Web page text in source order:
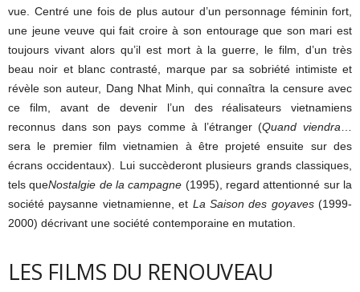
vue. Centré une fois de plus autour d’un personnage féminin fort,
une jeune veuve qui fait croire à son entourage que son mari est
toujours vivant alors qu’il est mort à la guerre, le film, d’un très
beau noir et blanc contrasté, marque par sa sobriété intimiste et
révèle son auteur, Dang Nhat Minh, qui connaîtra la censure avec
ce film, avant de devenir l’un des réalisateurs vietnamiens
reconnus dans son pays comme à l’étranger (Quand viendra…
sera le premier film vietnamien à être projeté ensuite sur des
écrans occidentaux). Lui succèderont plusieurs grands classiques,
tels queNostalgie de la campagne (1995), regard attentionné sur la
société paysanne vietnamienne, et La Saison des goyaves(1999-
2000) décrivant une société contemporaine en mutation.
LES FILMS DU RENOUVEAU